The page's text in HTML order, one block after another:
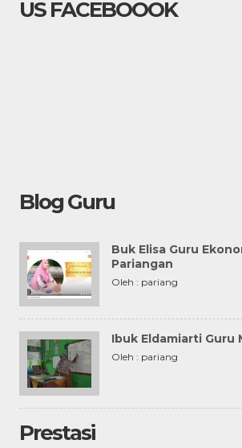
US FACEBOOOK
Blog Guru
Buk Elisa Guru
Pariangan
Oleh : pariang
Ibuk Eldamiarti Guru
Oleh : pariang
Prestasi